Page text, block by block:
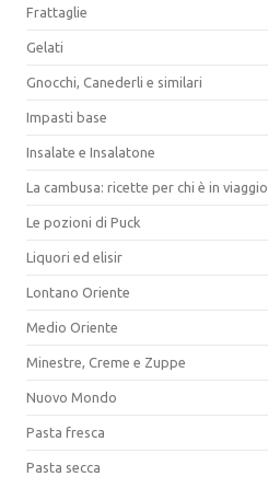
Frattaglie
Gelati
Gnocchi, Canederli e similari
Impasti base
Insalate e Insalatone
La cambusa: ricette per chi è in viaggio
Le pozioni di Puck
Liquori ed elisir
Lontano Oriente
Medio Oriente
Minestre, Creme e Zuppe
Nuovo Mondo
Pasta fresca
Pasta secca